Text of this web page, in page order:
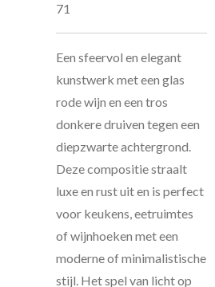
71
Een sfeervol en elegant
kunstwerk met een glas
rode wijn en een tros
donkere druiven tegen een
diepzwarte achtergrond.
Deze compositie straalt
luxe en rust uit en is perfect
voor keukens, eetruimtes
of wijnhoeken met een
moderne of minimalistische
stijl. Het spel van licht op